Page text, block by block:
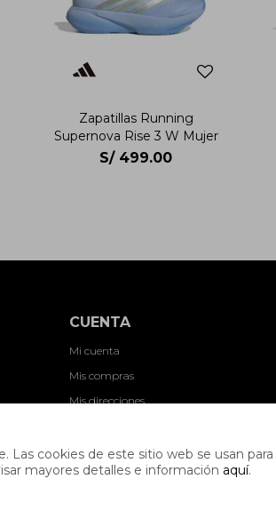
cookies de este sitio web se usan
mayores detalles e información aquí.
Zapatillas Running
Supernova Rise 3 W Mujer
S/ 499.00
CUENTA
Mi cuenta
Mis compras
Mis direcciones